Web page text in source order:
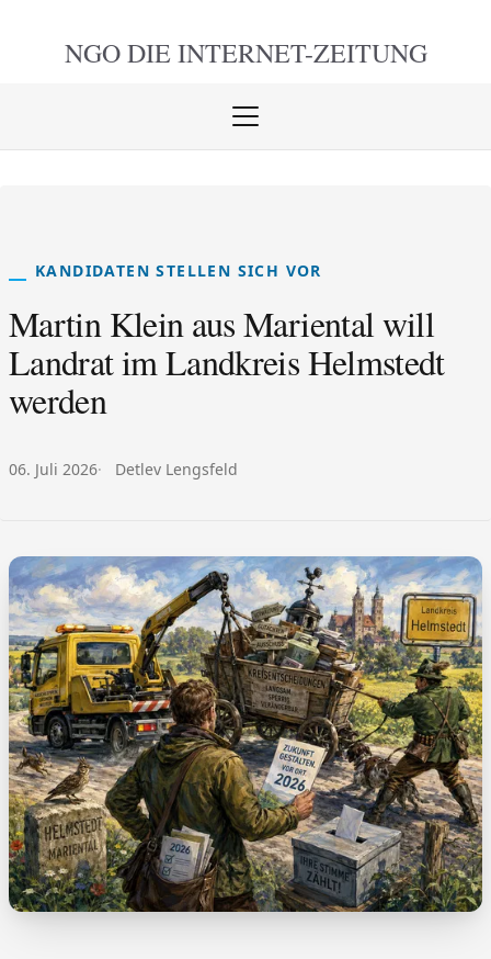
NGO DIE INTERNET-ZEITUNG
Menü
KANDIDATEN STELLEN SICH VOR
Martin Klein aus Mariental will
Landrat im Landkreis Helmstedt
werden
Veröffentlicht am:
06. Juli 2026 Autor:
Detlev Lengsfeld